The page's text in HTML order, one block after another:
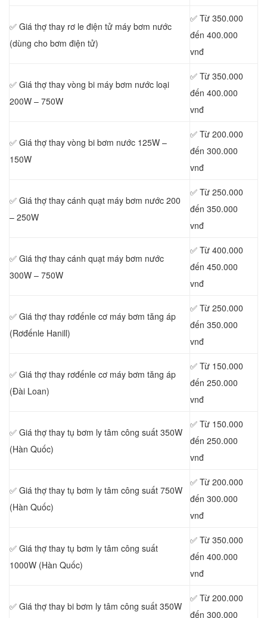
✅ Giá thợ thay rơ le điện tử máy bơm nước
(dùng cho bơm điện tử)
✅ Từ 350.000
đến 400.000
vnđ
✅ Giá thợ thay vòng bi máy bơm nước loại
200W – 750W
✅ Từ 350.000
đến 400.000
vnđ
✅ Giá thợ thay vòng bi bơm nước 125W –
150W
✅ Từ 200.000
đến 300.000
vnđ
✅ Giá thợ thay cánh quạt máy bơm nước 200
– 250W
✅ Từ 250.000
đến 350.000
vnđ
✅ Giá thợ thay cánh quạt máy bơm nước
300W – 750W
✅ Từ 400.000
đến 450.000
vnđ
✅ Giá thợ thay rơđếnle cơ máy bơm tăng áp
(Rơđếnle Hanill)
✅ Từ 250.000
đến 350.000
vnđ
✅ Giá thợ thay rơđếnle cơ máy bơm tăng áp
(Đài Loan)
✅ Từ 150.000
đến 250.000
vnđ
✅ Giá thợ thay tụ bơm ly tâm công suất 350W
(Hàn Quốc)
✅ Từ 150.000
đến 250.000
vnđ
✅ Giá thợ thay tụ bơm ly tâm công suất 750W
(Hàn Quốc)
✅ Từ 200.000
đến 300.000
vnđ
✅ Giá thợ thay tụ bơm ly tâm công suất
1000W (Hàn Quốc)
✅ Từ 350.000
đến 400.000
vnđ
✅ Giá thợ thay bi bơm ly tâm công suất 350W
✅ Từ 200.000
đến 300.000